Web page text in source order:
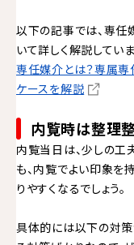
以下の記事では、専任
いて詳しく解説していま
専任媒介とは？専属
ケースを解説
内覧時は整理
内覧当日は、少しの工
も、内覧でよい印象を
りやすくなるでしょう。
具体的には以下の対策